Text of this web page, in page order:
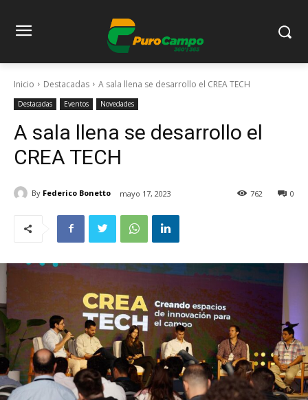
Inicio Destacadas A sala llena se desarrollo el CREA TECH
Destacadas Eventos Novedades
A sala llena se desarrollo el
CREA TECH
By Federico Bonetto mayo 17, 2023 0
762